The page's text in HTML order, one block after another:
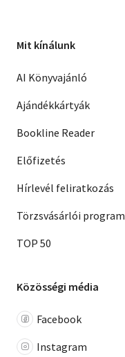
Mit kínálunk
AI Könyvajánló
Ajándékkártyák
Bookline Reader
Előfizetés
Hírlevél feliratkozás
Törzsvásárlói program
TOP 50
Közösségi média
Facebook
Instagram